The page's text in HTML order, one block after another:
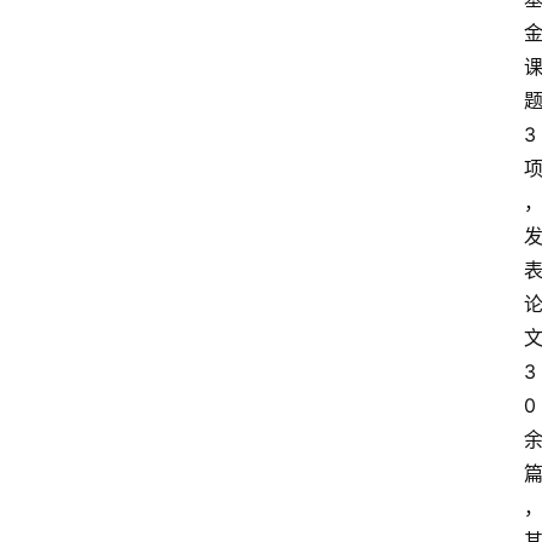
金
课
题
3
项
，
发
表
论
文
3
0
余
篇
，